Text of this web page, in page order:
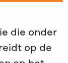
die onder
op de